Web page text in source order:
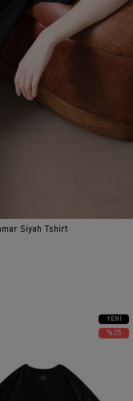
Trendiz Unisex m.A.A.d City Kendrick Lamar Siyah Tshirt
YENI
ÜRÜN
%25